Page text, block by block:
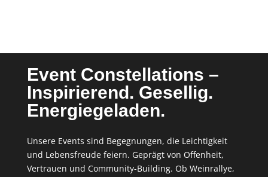
Event Constellations –
Inspirierend. Gesellig.
Energiegeladen.
Unsere Events sind Begegnungen, die Leichtigkeit
und Lebensfreude feiern. Geprägt von Offenheit,
Vertrauen und Community-Building. Ob Weinrallye,